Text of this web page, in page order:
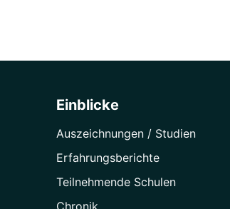
Einblicke
Auszeichnungen / Studien
Erfahrungsberichte
Teilnehmende Schulen